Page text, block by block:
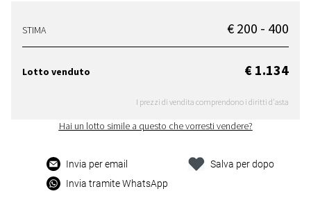
STIMA € 200 - 400
Lotto venduto € 1.134
I prezzi di vendita comprendono i diritti d'asta
Hai un lotto simile a questo che vorresti vendere?
Invia per email
Invia tramite WhatsApp
Salva per dopo